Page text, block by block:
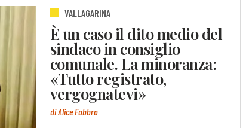
VALLAGARINA
È un caso il dito medio del
sindaco in consiglio
comunale. La minoranza:
«Tutto registrato,
vergognatevi»
di Alice Fabbro